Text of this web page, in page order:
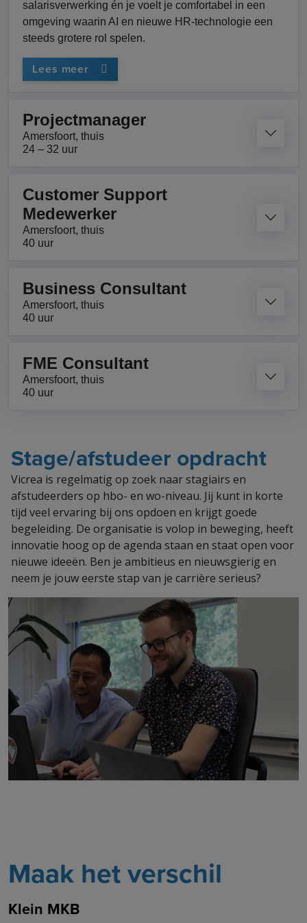
salarisverwerking én je voelt je comfortabel in een
omgeving waarin AI en nieuwe HR-technologie een
steeds grotere rol spelen.
Lees meer
Projectmanager
Amersfoort, thuis
24 – 32 uur
Customer Support
Medewerker
Amersfoort, thuis
40 uur
Business Consultant
Amersfoort, thuis
40 uur
FME Consultant
Amersfoort, thuis
40 uur
Stage/afstudeer opdracht
Vicrea is regelmatig op zoek naar stagiairs en
afstudeerders op hbo- en wo-niveau. Jij kunt in korte
tijd veel ervaring bij ons opdoen en krijgt goede
begeleiding. De organisatie is volop in beweging, heeft
innovatie hoog op de agenda staan en staat open voor
nieuwe ideeën. Ben je ambitieus en nieuwsgierig en
neem je jouw eerste stap van je carrière serieus?
Maak het verschil
Klein MKB